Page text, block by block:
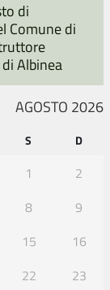
di
Comune di
Albinea
AGOSTO 2026
S D
1
2
8
9
15
16
22
23